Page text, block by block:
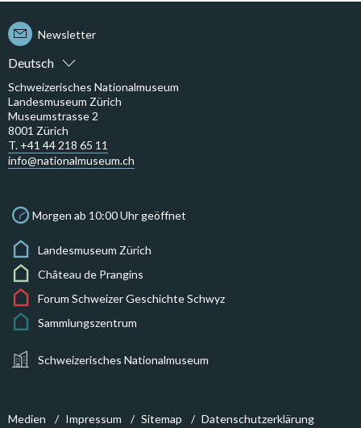
Deutsch
Newsletter
Schweizerisches Nationalmuseum
Landesmuseum Zürich
Museumstrasse 2
8001 Zürich
T. +41 44 218 65 11
info@nationalmuseum.ch
Morgen ab 10:00 Uhr geöffnet
Landesmuseum Zürich
Château de Prangins
Forum Schweizer Geschichte Schwyz
Sammlungszentrum
Schweizerisches Nationalmuseum
Medien Impressum Sitemap Datenschutzerklärung